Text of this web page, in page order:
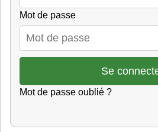
Mot de passe
Mot de passe oublié ?